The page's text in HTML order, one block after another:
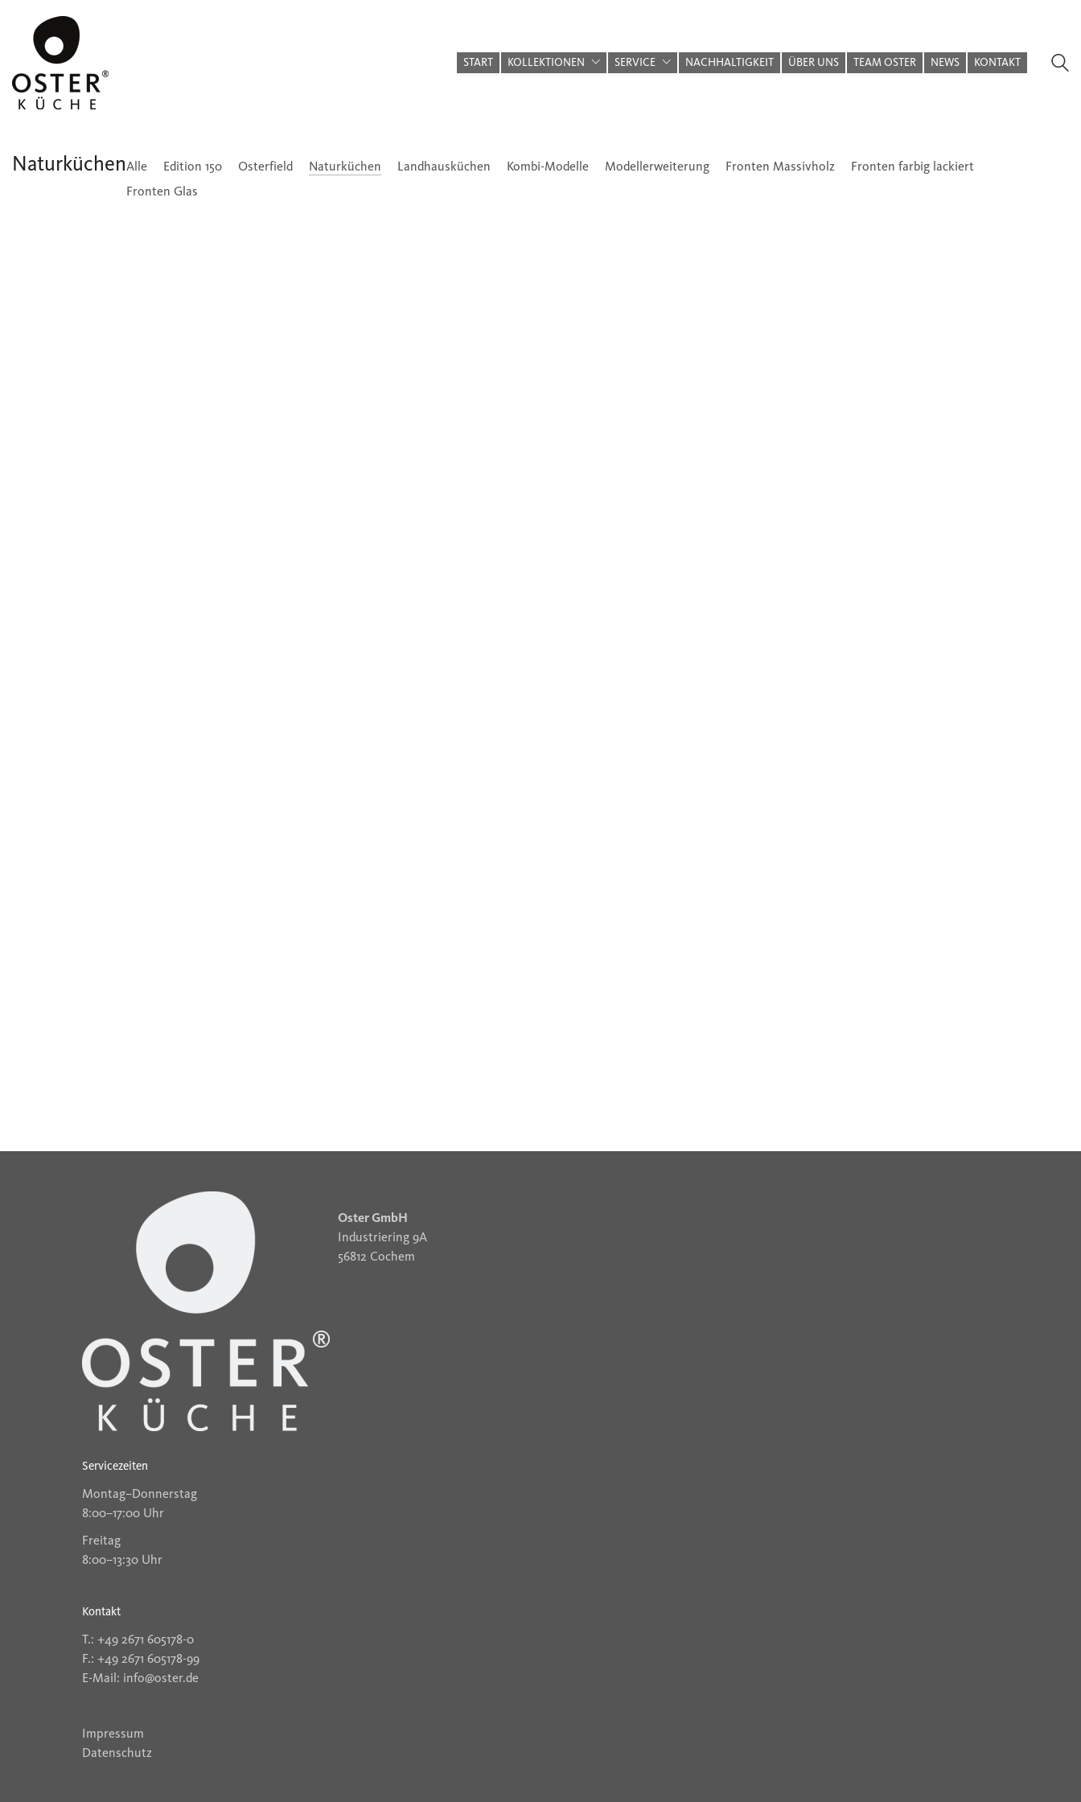
START KOLLEKTIONEN SERVICE NACHHALTIGKEIT ÜBER UNS TEAM OSTER NEWS KONTAKT
NaturküchenAlle Edition 150
Fronten farbig lackiert
Fronten Glas
Fronten Massivholz
Kombi-Modelle
Landhausküchen Modellerweiterung
Naturküchen
Osterfield
Oster GmbH
Industriering 9A
56812 Cochem
Servicezeiten
Montag–Donnerstag
8:00–17:00 Uhr
Freitag
8:00–13:30 Uhr
Kontakt
T.: +49 2671 605178-0
F.: +49 2671 605178-99
E-Mail: info@oster.de
Impressum
Datenschutz